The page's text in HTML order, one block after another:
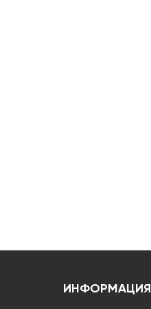
ИНФОРМАЦИЯ